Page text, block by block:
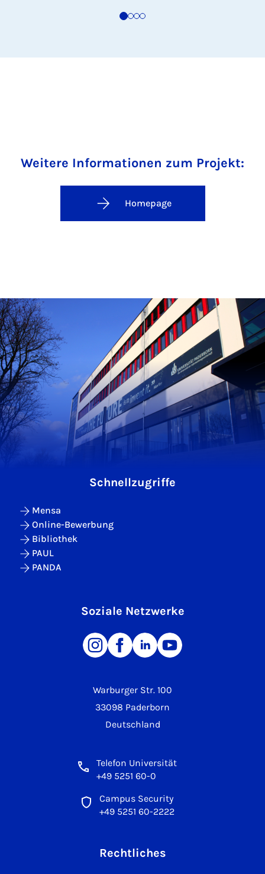
Weitere Informationen zum Projekt:
Homepage
Warburger Str. 100
33098 Paderborn
Deutschland
Telefon Universität
+49 5251 60-0
Campus Security
+49 5251 60-2222
Schnellzugriffe
Mensa
Online-Bewerbung
Bibliothek
PAUL
PANDA
Soziale Netzwerke
Rechtliches